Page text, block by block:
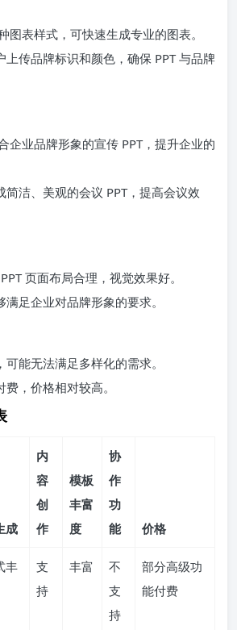
图表样式，可快速生成专业的图表。
上传品牌标识和颜色，确保 PPT 与品牌
企业品牌形象的宣传 PPT，提升企业的
简洁、美观的会议 PPT，提高会议效
页面布局合理，视觉效果好。
满足企业对品牌形象的要求。
能无法满足多样化的需求。
，价格相对较高。
成
内
容
创
作
模板
丰富
度
协
作
功
能
价格
丰
支
持
丰富
不
支
持
部分高级功
能付费